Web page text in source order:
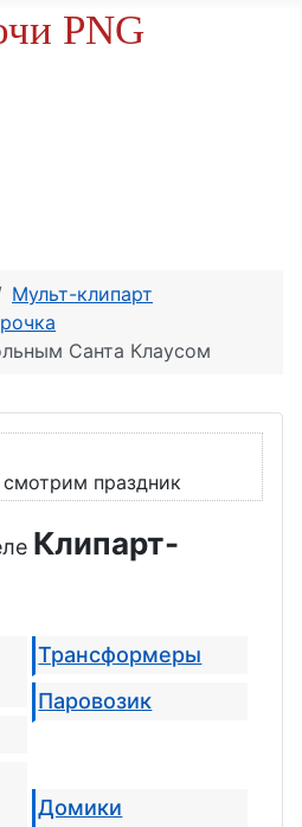
PNG
Мульт-клипарт
Санта Клаусом
Клипарт-
Трансформеры
Паровозик
Домики